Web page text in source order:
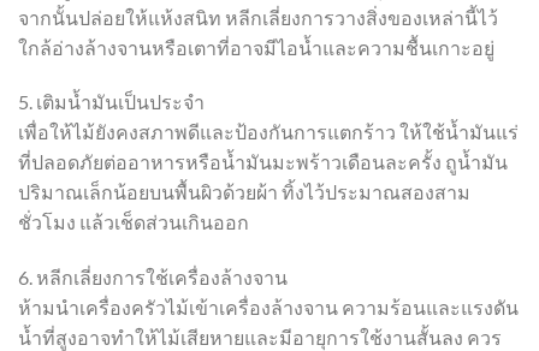
จากนั้นปล่อยให้แห้งสนิท หลีกเลี่ยงการวางสิ่งของเหล่านี้ไว้
ใกล้อ่างล้างจานหรือเตาที่อาจมีไอน้ำและความชื้นเกาะอยู่
5. เติมน้ำมันเป็นประจำ
เพื่อให้ไม้ยังคงสภาพดีและป้องกันการแตกร้าว ให้ใช้น้ำมันแร่
ที่ปลอดภัยต่ออาหารหรือน้ำมันมะพร้าวเดือนละครั้ง ถูน้ำมัน
ปริมาณเล็กน้อยบนพื้นผิวด้วยผ้า ทิ้งไว้ประมาณสองสาม
ชั่วโมง แล้วเช็ดส่วนเกินออก
6. หลีกเลี่ยงการใช้เครื่องล้างจาน
ห้ามนำเครื่องครัวไม้เข้าเครื่องล้างจาน ความร้อนและแรงดัน
น้ำที่สูงอาจทำให้ไม้เสียหายและมีอายุการใช้งานสั้นลง ควร